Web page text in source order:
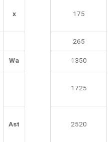
x 175
265
Wa 1350
1725
Ast 2520